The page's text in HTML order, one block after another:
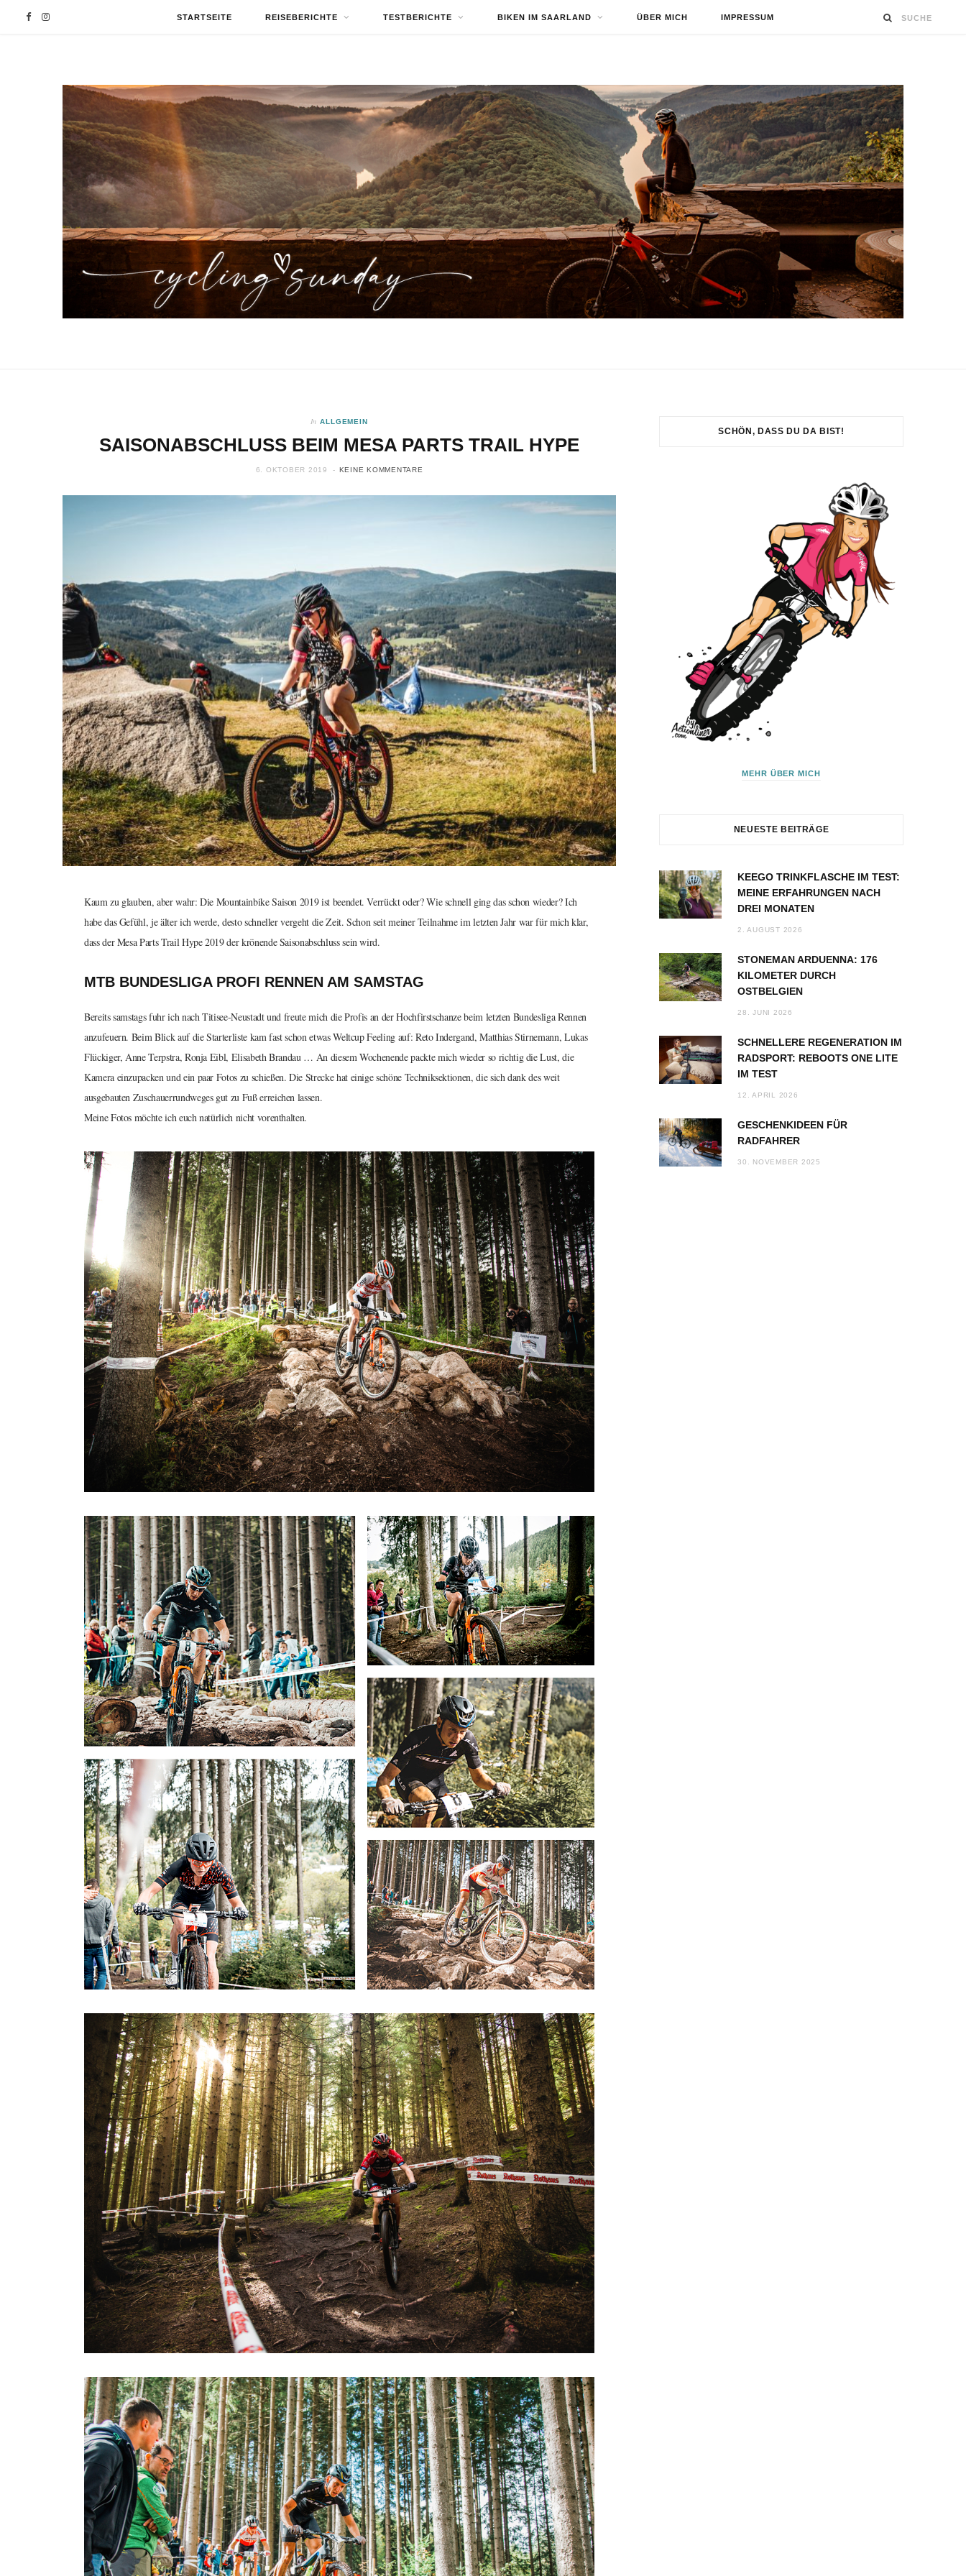
F I STARTSEITE REISEBERICHTE TESTBERICHTE BIKEN IM SAARLAND ÜBER MICH IMPRESSUM
In ALLGEMEIN
SAISONABSCHLUSS BEIM MESA PARTS TRAIL HYPE
6. OKTOBER 2019 KEINE KOMMENTARE
Kaum zu glauben, aber wahr: Die Mountainbike Saison 2019 ist beendet. Verrückt oder? Wie schnell ging das schon wieder? Ich
habe das Gefühl, je älter ich werde, desto schneller vergeht die Zeit. Schon seit meiner Teilnahme im letzten Jahr war für mich klar,
dass der Mesa Parts Trail Hype 2019 der krönende Saisonabschluss sein wird.
MTB BUNDESLIGA PROFI RENNEN AM SAMSTAG
Bereits samstags fuhr ich nach Titisee-Neustadt und freute mich die Profis an der Hochfirstschanze beim letzten Bundesliga Rennen
anzufeuern. Beim Blick auf die Starterliste kam fast schon etwas Weltcup Feeling auf: Reto Indergand, Matthias Stirnemann, Lukas
Flückiger, Anne Terpstra, Ronja Eibl, Elisabeth Brandau … An diesem Wochenende packte mich wieder so richtig die Lust, die
Kamera einzupacken und ein paar Fotos zu schießen. Die Strecke hat einige schöne Techniksektionen, die sich dank des weit
ausgebauten Zuschauerrundweges gut zu Fuß erreichen lassen.
Meine Fotos möchte ich euch natürlich nicht vorenthalten.
SCHÖN, DASS DU DA BIST!
MEHR ÜBER MICH
NEUESTE BEITRÄGE
KEEGO TRINKFLASCHE IM TEST:
MEINE ERFAHRUNGEN NACH
DREI MONATEN
2. AUGUST 2026
STONEMAN ARDUENNA: 176
KILOMETER DURCH
OSTBELGIEN
28. JUNI 2026
SCHNELLERE REGENERATION IM
RADSPORT: REBOOTS ONE LITE
IM TEST
12. APRIL 2026
GESCHENKIDEEN FÜR
RADFAHRER
30. NOVEMBER 2025